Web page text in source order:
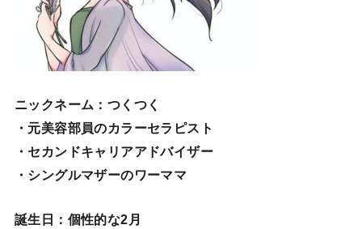
ニックネーム ：つくつく
・元美容部員のカラーセラピスト
・セカンドキャリアアドバイザー
・シングルマザーのワーママ
誕生日 ：個性的な2月